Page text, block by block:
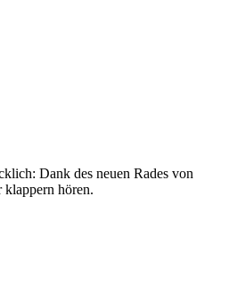
Dank des neuen Rades von
klappern hören.